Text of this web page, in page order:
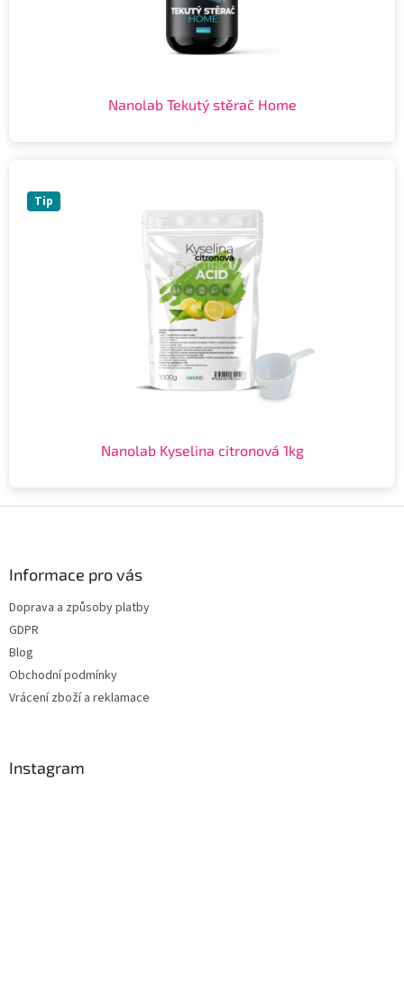
Nanolab Tekutý stěrač Home
Tip
Nanolab Kyselina citronová 1kg
Informace pro vás
Doprava a způsoby platby
GDPR
Blog
Obchodní podmínky
Vrácení zboží a reklamace
Instagram